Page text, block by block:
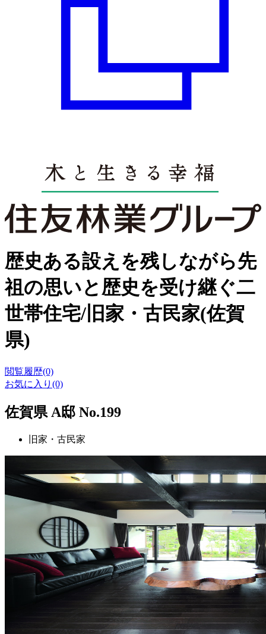
歴史ある設えを残しながら先
祖の思いと歴史を受け継ぐ二
世帯住宅/旧家・古民家(佐賀
県)
閲覧履歴(0)
お気に入り(0)
佐賀県 A邸 No.199
旧家・古民家